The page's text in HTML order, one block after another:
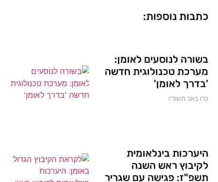
כתבות נוספות:
בשורה לנוסעים לאומן:
מערכת טכנולוגית חדשה
'בדרך לאומן'
ט״ו באב תשפ״ו
היערכות בינלאומית
לקיבוץ ראש השנה
תשפ"ז: פגישה עם שגריר